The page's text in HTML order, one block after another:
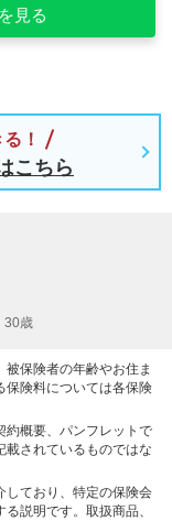
を見る
！
こちら
30歳
保険者の年齢やお住ま
保険料については各保険
概要、パンフレットで
載されているものではな
ており、特定の保険会
説明です。取扱商品、